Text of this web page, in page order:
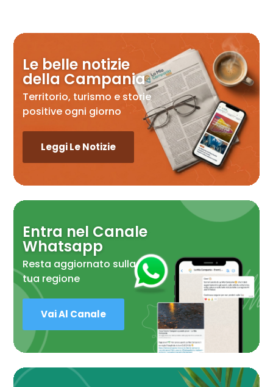
Le belle notizie
della Campania
Territorio, turismo e storie
positive ogni giorno
Leggi Le Notizie
Entra nel Canale
Whatsapp
Resta aggiornato sulla
tua regione
Vai Al Canale